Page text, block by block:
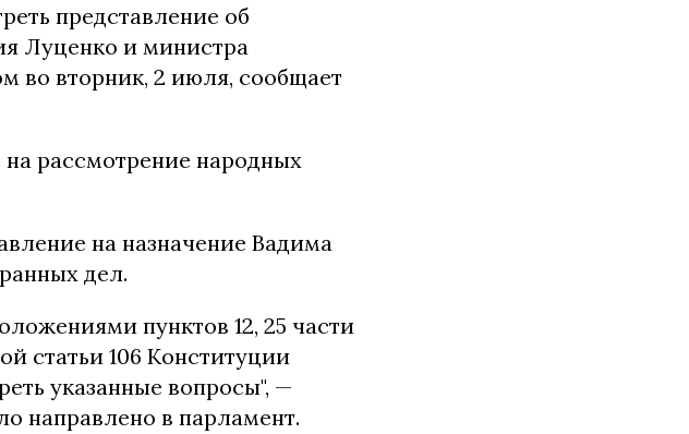
представление об
Луценко и министра
во вторник, 2 июля, сообщает
на рассмотрение народных
на назначение Вадима
дел.
пунктов 12, 25 части
статьи 106 Конституции
указанные вопросы", —
направлено в парламент.